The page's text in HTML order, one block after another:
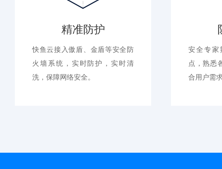
精准防护
快鱼云接入傲盾、金盾等安全防
火墙系统，实时防护，实时清
洗，保障网络安全。
安全专家
点，熟悉
合用户需